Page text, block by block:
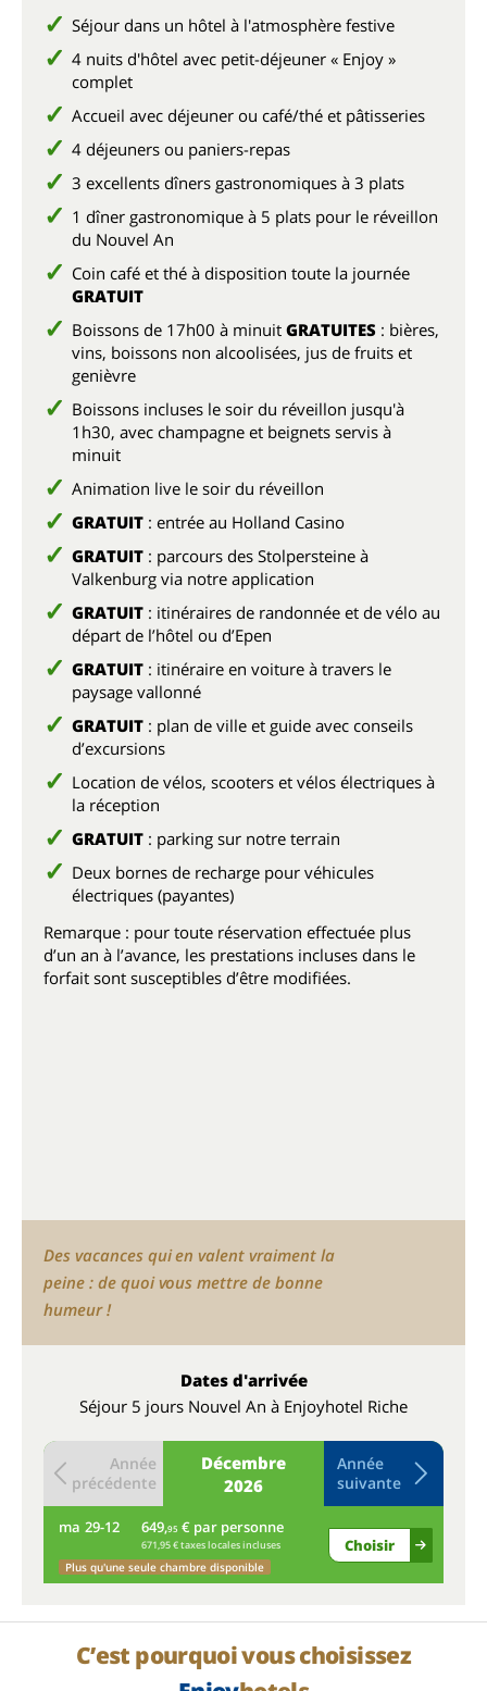
Séjour dans un hôtel à l'atmosphère festive
4 nuits d'hôtel avec petit-déjeuner « Enjoy »
complet
Accueil avec déjeuner ou café/thé et pâtisseries
4 déjeuners ou paniers-repas
3 excellents dîners gastronomiques à 3 plats
1 dîner gastronomique à 5 plats pour le réveillon
du Nouvel An
Coin café et thé à disposition toute la journée
GRATUIT
Boissons de 17h00 à minuit GRATUITES : bières,
vins, boissons non alcoolisées, jus de fruits et
genièvre
Boissons incluses le soir du réveillon jusqu'à
1h30, avec champagne et beignets servis à
minuit
Animation live le soir du réveillon
GRATUIT : entrée au Holland Casino
GRATUIT : parcours des Stolpersteine à
Valkenburg via notre application
GRATUIT : itinéraires de randonnée et de vélo au
départ de l’hôtel ou d’Epen
GRATUIT : itinéraire en voiture à travers le
paysage vallonné
GRATUIT : plan de ville et guide avec conseils
d’excursions
Location de vélos, scooters et vélos électriques à
la réception
GRATUIT : parking sur notre terrain
Deux bornes de recharge pour véhicules
électriques (payantes)
Remarque : pour toute réservation effectuée plus
d’un an à l’avance, les prestations incluses dans le
forfait sont susceptibles d’être modifiées.
Des vacances qui en valent vraiment la
peine : de quoi vous mettre de bonne
humeur !
Dates d'arrivée
Séjour 5 jours Nouvel An à Enjoyhotel Riche
Décembre
2026
Année
précédente
Année
suivante
ma 29-12 649,95 € par personne
671,95 € taxes locales incluses
Plus qu'une seule chambre disponible
Choisir
C’est pourquoi vous choisissez